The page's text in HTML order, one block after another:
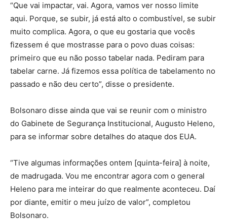
“Que vai impactar, vai. Agora, vamos ver nosso limite
aqui. Porque, se subir, já está alto o combustível, se subir
muito complica. Agora, o que eu gostaria que vocês
fizessem é que mostrasse para o povo duas coisas:
primeiro que eu não posso tabelar nada. Pediram para
tabelar carne. Já fizemos essa política de tabelamento no
passado e não deu certo”, disse o presidente.
Bolsonaro disse ainda que vai se reunir com o ministro
do Gabinete de Segurança Institucional, Augusto Heleno,
para se informar sobre detalhes do ataque dos EUA.
“Tive algumas informações ontem [quinta-feira] à noite,
de madrugada. Vou me encontrar agora com o general
Heleno para me inteirar do que realmente aconteceu. Daí
por diante, emitir o meu juízo de valor”, completou
Bolsonaro.